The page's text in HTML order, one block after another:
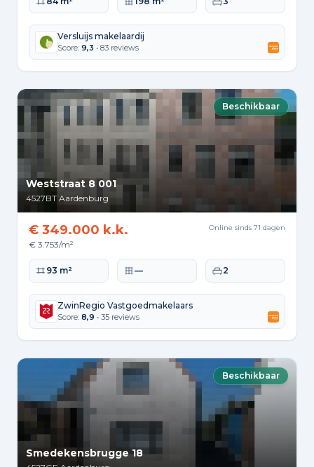
Versluijs makelaardij
Score: 9,3 • 83 reviews
Beschikbaar
Weststraat 8 001
4527BT Aardenburg
€ 349.000 k.k.
€ 3.753/m²
Online sinds 71 dagen
Woonoppervlakte
93 m² Perceeloppervlakte
— Slaapkamers
2
ZwinRegio Vastgoedmakelaars
Score: 8,9 • 35 reviews
Beschikbaar
Smedekensbrugge 18